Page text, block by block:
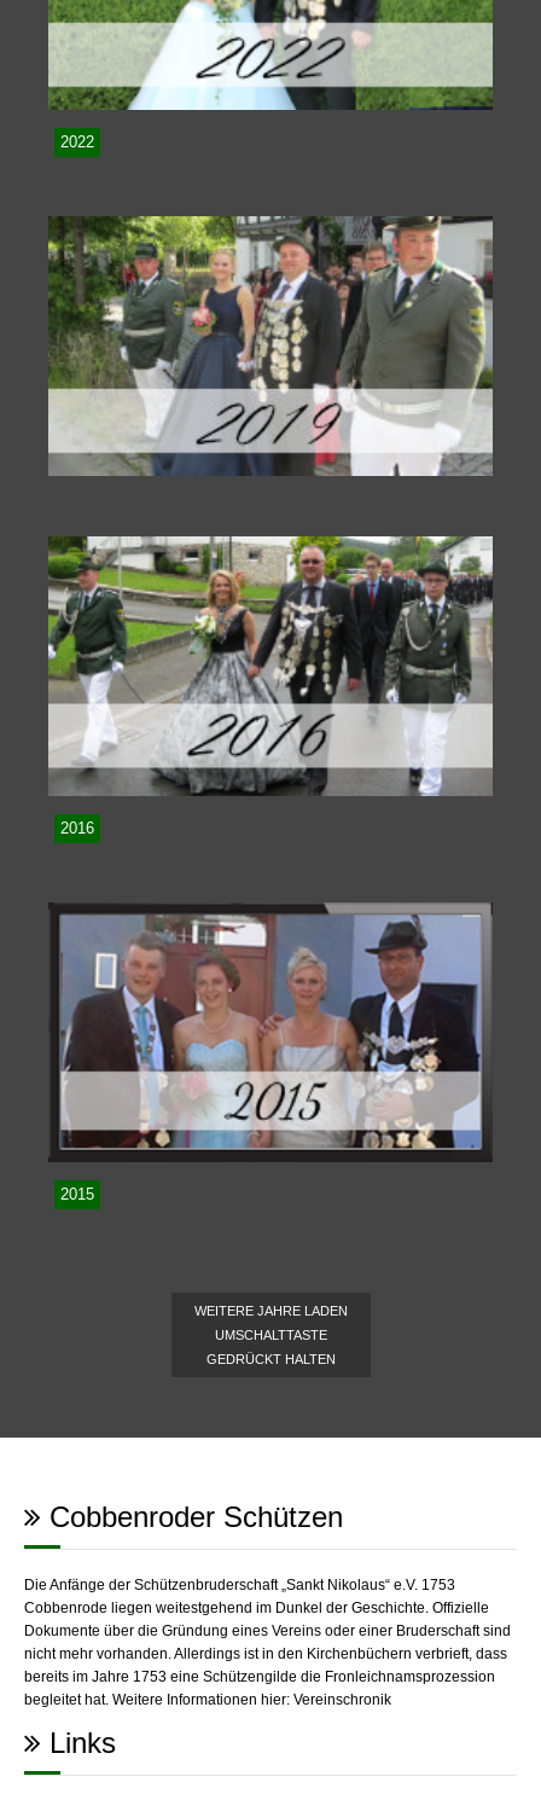
2022
2016
2015
WEITERE JAHRE LADEN
UMSCHALTTASTE
GEDRÜCKT HALTEN
Cobbenroder Schützen
Die Anfänge der Schützenbruderschaft „Sankt Nikolaus“ e.V. 1753
Cobbenrode liegen weitestgehend im Dunkel der Geschichte. Offizielle
Dokumente über die Gründung eines Vereins oder einer Bruderschaft sind
nicht mehr vorhanden. Allerdings ist in den Kirchenbüchern verbrieft, dass
bereits im Jahre 1753 eine Schützengilde die Fronleichnamsprozession
begleitet hat. Weitere Informationen hier: Vereinschronik
Links